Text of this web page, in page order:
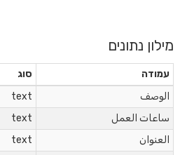
מילון נתונים
עמודה סוג
الوصف
text
ساعات العمل
text
العنوان
text